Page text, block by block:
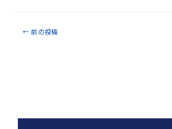
← 前の投稿